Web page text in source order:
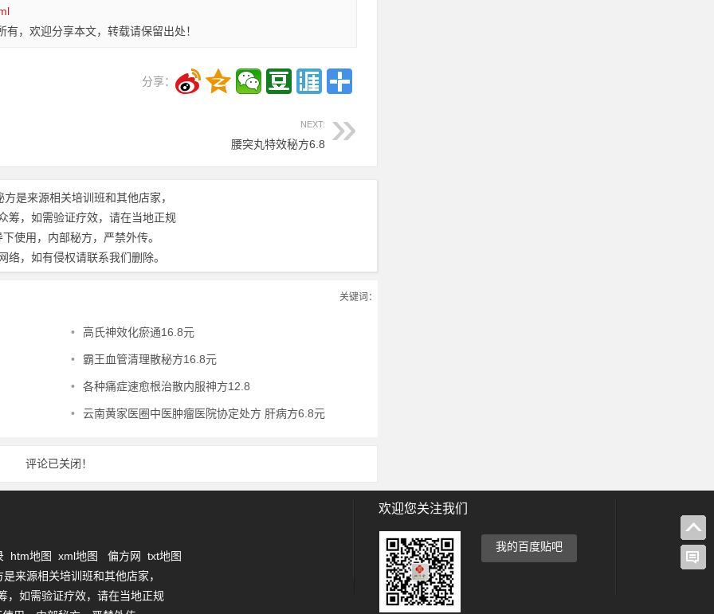
有，欢迎分享本文，转载请保留出处！
分享：
NEXT:
腰突丸特效秘方6.8
是来源相关培训班和其他店家，
筹，如需验证疗效，请在当地正规
使用，内部秘方，严禁外传。
络，如有侵权请联系我们删除。
关键词：
• 高氏神效化瘀通16.8元
• 霸王血管清理散秘方16.8元
• 各种痛症速愈根治散内服神方12.8
• 云南黄家医圈中医肿瘤医院协定处方 肝病方6.8元
评论已关闭！
htm地图 xml地图 偏方网
txt地图
来源相关培训班和其他店家，
，如需验证疗效，请在当地正规
欢迎您关注我们
我的百度贴吧